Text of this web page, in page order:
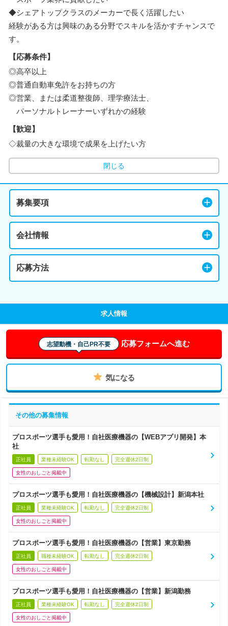
◆シェアトップクラスのメーカーで長く活躍したい
経験がある方は興味のある分野でスキルを活かすチャンスで
す。
【応募条件】
◎高卒以上
◎普通自動車免許をお持ちの方
◎営業、または柔道整復師、理学療法士、
パーソナルトレーナーいずれかの経験
【歓迎】
◇裁量の大きな環境で成果を上げたい方
閉じる
募集要項
会社情報
応募方法
求人情報
志望動機・自己PR不要 応募フォームへ進む
気になる
その他の募集情報
プロスポーツ選手も愛用！自社医療機器の【WEBアプリ開発】本
社
正社員 業種未経験OK 転勤なし 完全週休2日制
女性のおしごと掲載中
プロスポーツ選手も愛用！自社医療機器の【機械設計】新潟本社
正社員 業種未経験OK 転勤なし 完全週休2日制
女性のおしごと掲載中
プロスポーツ選手も愛用！自社医療機器の【営業】東京勤務
正社員 職種未経験OK 転勤なし 完全週休2日制
女性のおしごと掲載中
プロスポーツ選手も愛用！自社医療機器の【営業】新潟勤務
正社員 業種未経験OK 転勤なし 完全週休2日制
女性のおしごと掲載中